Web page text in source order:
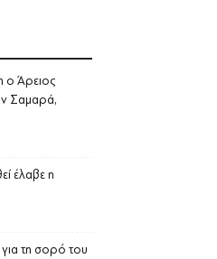
ο Άρειος
Σαμαρά,
έλαβε η
τη σορό του